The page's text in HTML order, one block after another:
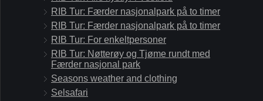
RIB Tur: Færder nasjonalpark på to timer
RIB Tur: Færder nasjonalpark på to timer
RIB Tur: For enkeltpersoner
RIB Tur: Nøtterøy og Tjøme rundt med
Færder nasjonal park
Seasons weather and clothing
Selsafari